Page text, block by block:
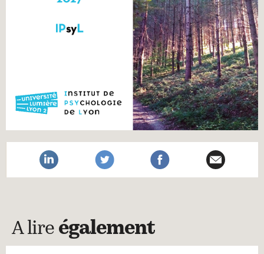
A lire également